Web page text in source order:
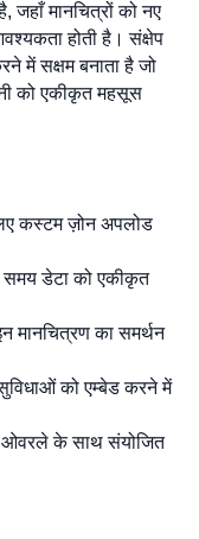
जहाँ मानचित्रों को नए
होती है। संक्षेप
में सक्षम बनाता है जो
को एकीकृत महसूस
कस्टम ज़ोन अपलोड
समय डेटा को एकीकृत
मानचित्रण का समर्थन
को एम्बेड करने में
ओवरले के साथ संयोजित